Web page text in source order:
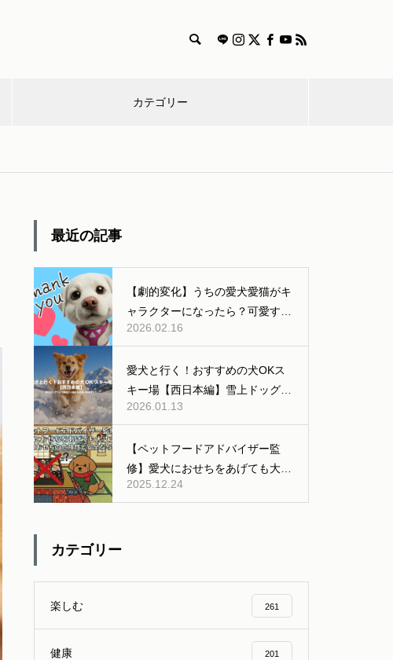
カテゴリー
犬と出かける際のマナー【車や
公共交通機関などの移動編】
最近の記事
【劇的変化】うちの愛犬愛猫がキ
ャラクターになったら？可愛すぎ
る「AI変身」ギャラリー公開！
2026.02.16
愛犬と行く！おすすめの犬OKス
キー場【西日本編】雪上ドッグラ
ンあり
2026.01.13
【ペットフードアドバイザー監
修】愛犬におせちをあげても大丈
夫？人間用おせちの危険性と安全
2025.12.24
カテゴリー
楽しむ 261
健康 201